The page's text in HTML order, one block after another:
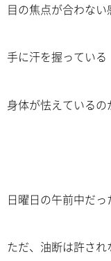
目の焦点が合わない
手に汗を握っている
身体が怯えているの
日曜日の午前中だっ
ただ、油断は許さ